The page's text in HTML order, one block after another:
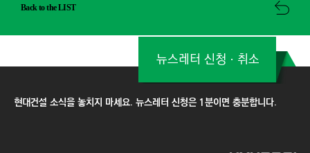
Back to the LIST
현대건설 소식을 놓치지 마세요. 뉴스레터 신청은 1분이면 충분합니다.
뉴스레터 신청ㆍ취소